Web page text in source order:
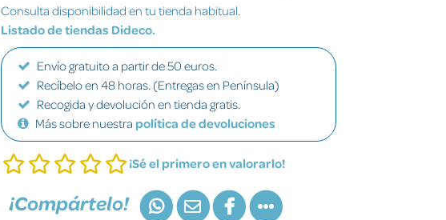
Consulta disponibilidad en tu tienda habitual.
Listado de tiendas Dideco.
Envío gratuito a partir de 50 euros.
Recíbelo en 48 horas. (Entregas en Península)
Recogida y devolución en tienda gratis.
Más sobre nuestra política de devoluciones
¡Sé el primero en valorarlo!
¡Compártelo!